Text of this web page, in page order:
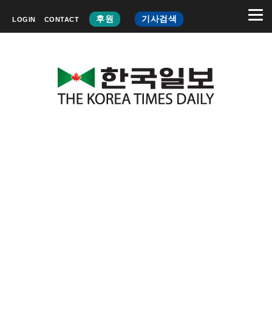
LOGIN CONTACT 후원 기사검색